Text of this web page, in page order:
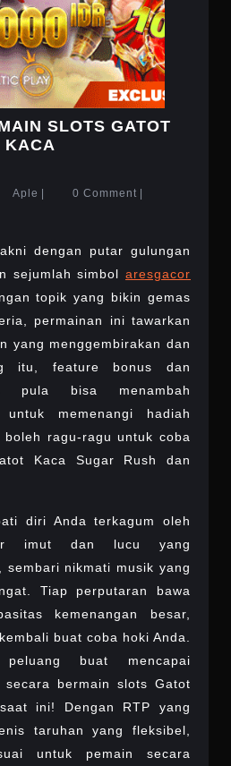
SLOTS GATOT
KACA
GATOT
Aple Aple 0 Comment
dengan putar gulungan
sejumlah simbol aresgacor
topik yang bikin gemas
permainan ini tawarkan
yang menggembirakan dan
itu, feature bonus dan
pula bisa menambah
untuk memenangi hadiah
ragu-ragu untuk coba
Kaca Sugar Rush dan
diri Anda terkagum oleh
imut dan lucu yang
sembari nikmati musik yang
Tiap perputaran bawa
kemenangan besar,
buat coba hoki Anda.
buat mencapai
secara bermain slots Gatot
ini! Dengan RTP yang
taruhan yang fleksibel,
untuk pemain secara